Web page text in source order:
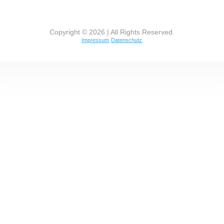
Copyright © 2026 | All Rights Reserved.
Impressum Datenschutz